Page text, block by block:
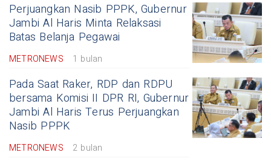
Perjuangkan Nasib PPPK, Gubernur
Jambi Al Haris Minta Relaksasi
Batas Belanja Pegawai
METRONEWS 1 bulan
Pada Saat Raker, RDP dan RDPU
bersama Komisi II DPR RI, Gubernur
Jambi Al Haris Terus Perjuangkan
Nasib PPPK
METRONEWS 2 bulan